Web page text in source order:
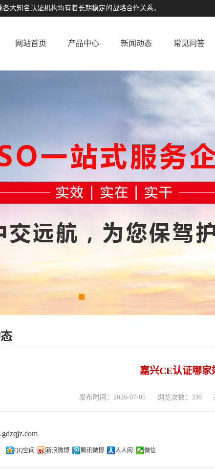
大知名认证机构均有着长期稳定的战略合作关系。
网站首页 产品中心 新闻动态 常见问答
嘉兴CE认证哪家
发布时间：2026-07-05 浏览次数：338
QQ空间 新浪微博 腾讯微博 人人网 微信